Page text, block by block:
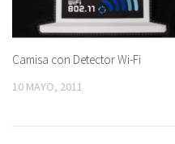
Camisa con Detector Wi-Fi
10 MAYO, 2011